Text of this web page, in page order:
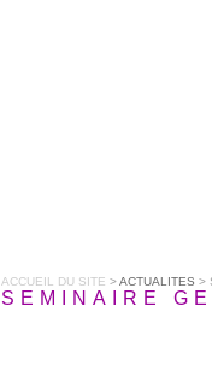
ACCUEIL DU SITE >ACTUALITES >
SEMINAIRE